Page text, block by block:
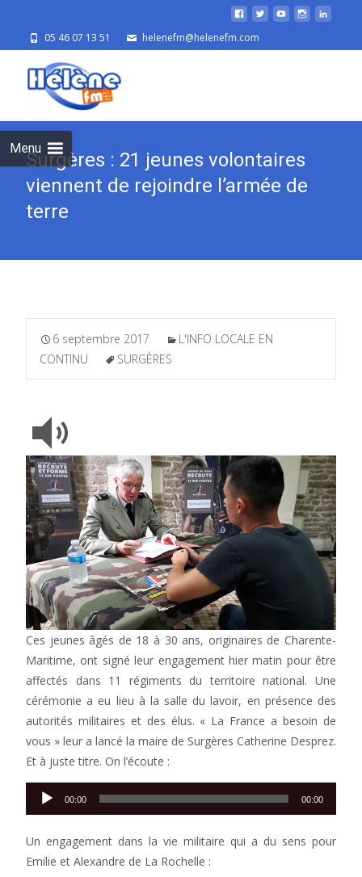
05 46 07 13 51 helenefm@helenefm.com
Menu
Surgères : 21 jeunes volontaires
viennent de rejoindre l’armée de
terre
6 septembre 2017
L'INFO LOCALE EN
CONTINU
SURGÈRES
Ces jeunes âgés de 18 à 30 ans, originaires de Charente-
Maritime, ont signé leur engagement hier matin pour être
affectés dans 11 régiments du territoire national. Une
cérémonie a eu lieu à la salle du lavoir, en présence des
autorités militaires et des élus. « La France a besoin de
vous » leur a lancé la maire de Surgères Catherine Desprez.
Et à juste titre. On l’écoute :
Lecteur
audio
00:00 00:00
Un engagement dans la vie militaire qui a du sens pour
Emilie et Alexandre de La Rochelle :